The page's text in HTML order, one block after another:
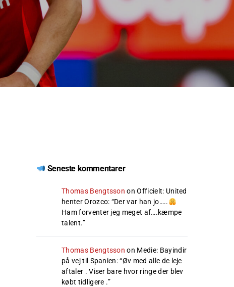
Seneste kommentarer
Thomas Bengtsson onOfficielt: United
henter Orozco: “Der var han jo…..
Ham forventer jeg meget af….kæmpe
talent.”
Thomas Bengtsson on Medie: Bayindir
på vej til Spanien: “Øv med alle de leje
aftaler . Viser bare hvor ringe der blev
købt tidligere .”